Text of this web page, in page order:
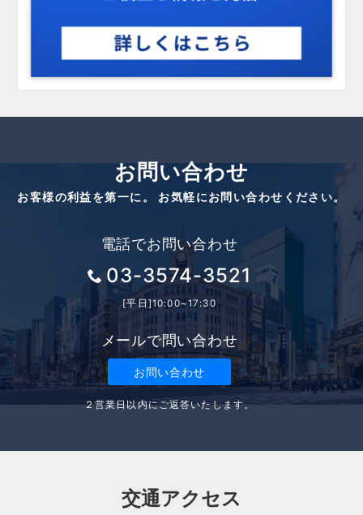
お問い合わせ
お客様の利益を第一に。 お気軽にお問い合わせください。
電話でお問い合わせ
03-3574-3521
[平日]10:00~17:30
メールで問い合わせ
お問い合わせ
２営業日以内にご返答いたします。
交通アクセス